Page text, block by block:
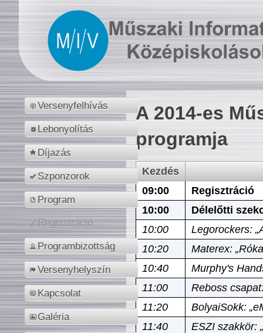
Versenyfelhívás
Lebonyolítás
Díjazás
Szponzorok
Program
Regisztráció
Programbizottság
Versenyhelyszín
Kapcsolat
Galéria
A 2014-es
programja
Kezdés
09:00
Regisztráció
10:00
Délelőtti
10:00
Legorockers:
10:20
Materex:
10:40
Murphy's
11:00
Reboss
11:20
BolyaiSokk:
11:40
ESZI szakkör: